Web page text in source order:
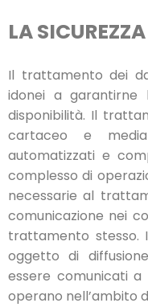
LA
Il trattamento dei
idonei a garantirne
disponibilità. Il
cartaceo e
automatizzati e
complesso di
necessarie al
comunicazione nei
trattamento stesso.
oggetto di
essere comunicati
operano nell’ambito